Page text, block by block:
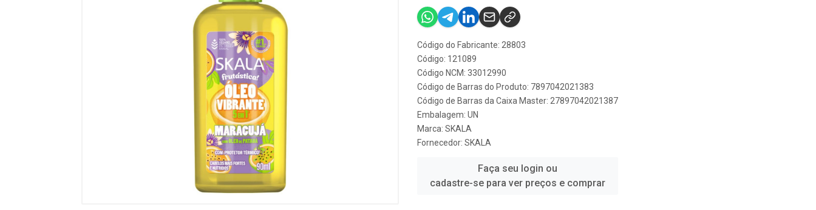
Código do Fabricante: 28803
Código: 121089
Código NCM: 33012990
Código de Barras do Produto: 7897042021383
Código de Barras da Caixa Master: 27897042021387
Embalagem: UN
Marca: SKALA
Fornecedor: SKALA
Faça seu login ou
cadastre-se para ver preços e comprar